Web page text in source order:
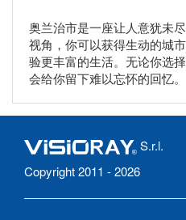
奥兰治市是一座让人意犹未
视角，你可以获得生动的城
验更丰富的生活。无论你选
会给你留下难以忘怀的回忆。
S.r.l.
Copyright 2011 - 2026